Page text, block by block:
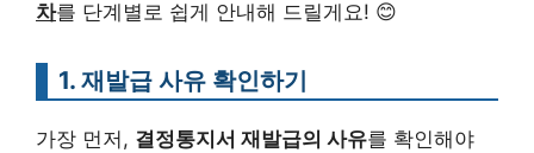
차를 단계별로 쉽게 안내해 드릴게요! 😊
1. 재발급 사유 확인하기
가장 먼저, 결정통지서 재발급의 사유를 확인해야